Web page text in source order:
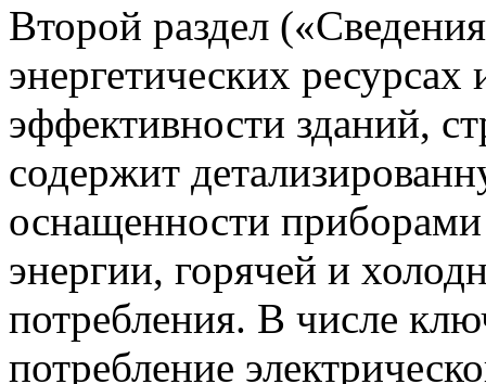
Второй раздел
энергетических ресурсах
эффективности зданий,
содержит
оснащенности приборами
энергии, горячей и
потребления. В числе
потребление